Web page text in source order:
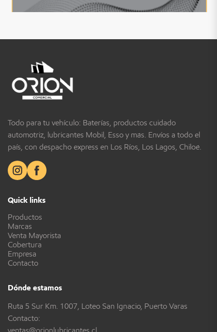
Todo para tu vehículo: Baterías, productos cuidado
automotriz, lubricantes Mobil, Esso y más. Envíos a todo el
país, con despacho express en Los Ríos, Los Lagos, Chiloé.
Quick links
Productos
Marcas
Venta Mayorista
Cobertura
Empresa
Contacto
Dónde estamos
Ruta 5 Sur Km. 1007, Loteo San Ignacio, Puerto Varas
Contacto: